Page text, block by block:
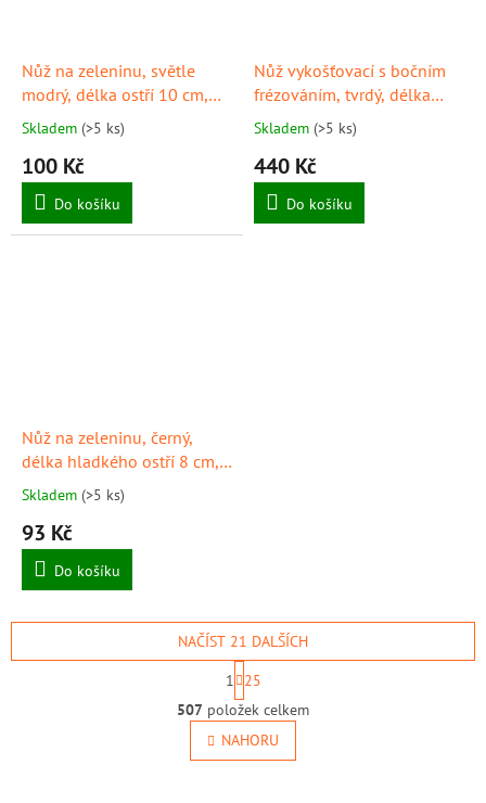
Nůž na zeleninu, světle
modrý, délka ostří 10 cm,
GIESSER
Skladem (>5 ks)
100 Kč
Do košíku
Nůž vykošťovací s bočním
frézováním, tvrdý, délka
ostří 15 cm, černý,
provedení "PrimeLine",
GIESSER
Skladem (>5 ks)
440 Kč
Do košíku
Nůž na zeleninu, černý,
délka hladkého ostří 8 cm,
GIESSER
Skladem (>5 ks)
93 Kč
Do košíku
O
v
l
á
NAČÍST 21 DALŠÍCH
S
t
r
á
n
k
1
25
507 položek celkem
NAHORU